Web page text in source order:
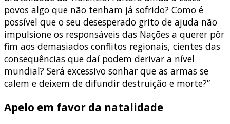
povos algo que não tenham já sofrido? Como é
possível que o seu desesperado grito de ajuda não
impulsione os responsáveis das Nações a querer pôr
fim aos demasiados conflitos regionais, cientes das
consequências que daí podem derivar a nível
mundial? Será excessivo sonhar que as armas se
calem e deixem de difundir destruição e morte?”
Apelo em favor da natalidade